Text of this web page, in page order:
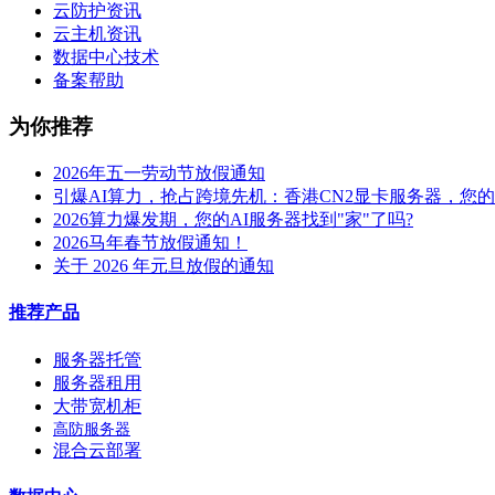
云防护资讯
云主机资讯
数据中心技术
备案帮助
为你推荐
2026年五一劳动节放假通知
引爆AI算力，抢占跨境先机：香港CN2显卡服务器，您
2026算力爆发期，您的AI服务器找到"家"了吗?
2026马年春节放假通知！
关于 2026 年元旦放假的通知
推荐产品
服务器托管
服务器租用
大带宽机柜
高防服务器
混合云部署